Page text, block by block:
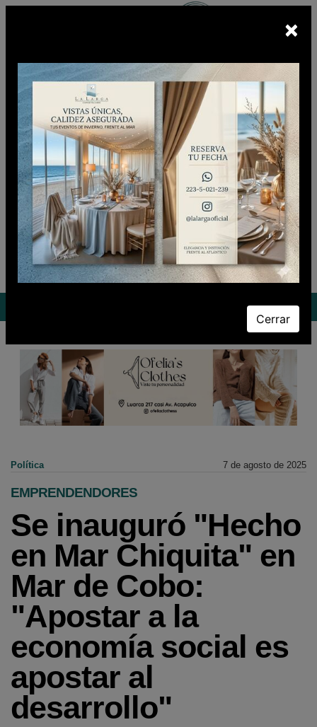
Escuchá
BUNKER FM
En vivo
Sábado 08 de Agosto de 2026 CIUDADANO CLUB
Política 7 de agosto de 2025
EMPRENDENDORES
Se inauguró "Hecho
en Mar Chiquita" en
Mar de Cobo:
"Apostar a la
economía social es
apostar al
desarrollo"
×
Cerrar